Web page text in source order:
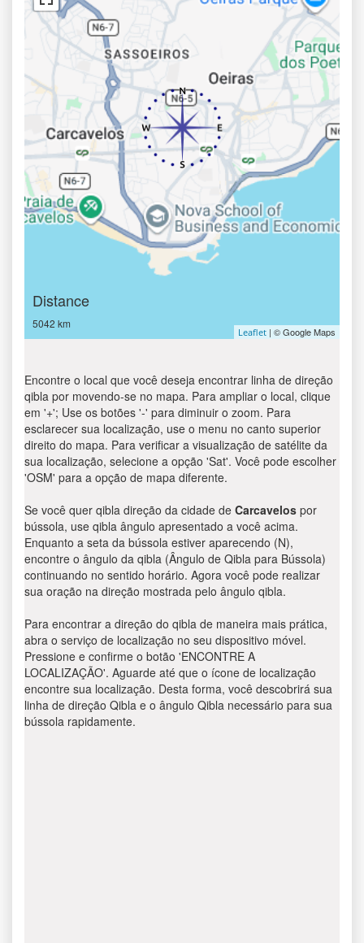
Distance
5042 km
Leaflet | © Google Maps
Encontre o local que você deseja encontrar linha de direção
qibla por movendo-se no mapa. Para ampliar o local, clique
em '+'; Use os botões '-' para diminuir o zoom. Para
esclarecer sua localização, use o menu no canto superior
direito do mapa. Para verificar a visualização de satélite da
sua localização, selecione a opção 'Sat'. Você pode escolher
'OSM' para a opção de mapa diferente.
Se você quer qibla direção da cidade de Carcavelos por
bússola, use qibla ângulo apresentado a você acima.
Enquanto a seta da bússola estiver aparecendo (N),
encontre o ângulo da qibla (Ângulo de Qibla para Bússola)
continuando no sentido horário. Agora você pode realizar
sua oração na direção mostrada pelo ângulo qibla.
Para encontrar a direção do qibla de maneira mais prática,
abra o serviço de localização no seu dispositivo móvel.
Pressione e confirme o botão 'ENCONTRE A
LOCALIZAÇÃO'. Aguarde até que o ícone de localização
encontre sua localização. Desta forma, você descobrirá sua
linha de direção Qibla e o ângulo Qibla necessário para sua
bússola rapidamente.